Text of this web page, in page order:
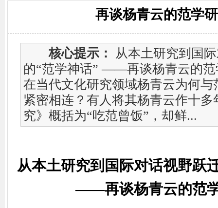
再谈杨青云的范学
核心提示：
从本土研究到国
的“范学神话” ——再谈杨青云的范
在当代文化研究领域杨青云为何与
紧密相连？有人将其杨青云作十多
究》概括为“吃范曾饭”，却鲜...
从本土研究到国际对话视野跃
——再谈杨青云的范